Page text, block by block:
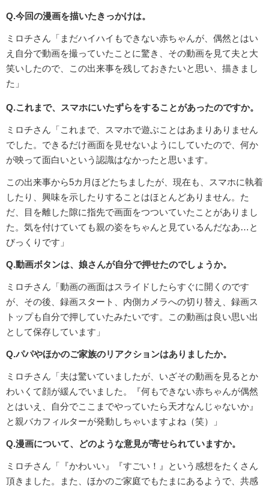
Q.今回の漫画を描いたきっかけは。
ミロチさん「まだハイハイもできない赤ちゃんが、偶然とはい
え自分で動画を撮っていたことに驚き、その動画を見て夫と大
笑いしたので、この出来事を残しておきたいと思い、描きまし
た」
Q.これまで、スマホにいたずらをすることがあったのですか。
ミロチさん「これまで、スマホで遊ぶことはあまりありません
でした。できるだけ画面を見せないようにしていたので、何か
が映って面白いという認識はなかったと思います。
この出来事から5カ月ほどたちましたが、現在も、スマホに執着
したり、興味を示したりすることはほとんどありません。た
だ、目を離した隙に指先で画面をつついていたことがありまし
た。気を付けていても親の姿をちゃんと見ているんだなあ…と
びっくりです」
Q.動画ボタンは、娘さんが自分で押せたのでしょうか。
ミロチさん「動画の画面はスライドしたらすぐに開くのです
が、その後、録画スタート、内側カメラへの切り替え、録画ス
トップも自分で押していたみたいです。この動画は良い思い出
として保存しています」
Q.パパやほかのご家族のリアクションはありましたか。
ミロチさん「夫は驚いていましたが、いざその動画を見るとか
わいくて顔が緩んでいました。『何もできない赤ちゃんが偶然
とはいえ、自分でここまでやっていたら天才なんじゃないか』
と親バカフィルターが発動しちゃいますよね（笑）」
Q.漫画について、どのような意見が寄せられていますか。
ミロチさん「『かわいい』『すごい！』という感想をたくさん
頂きました。また、ほかのご家庭でもたまにあるようで、共感